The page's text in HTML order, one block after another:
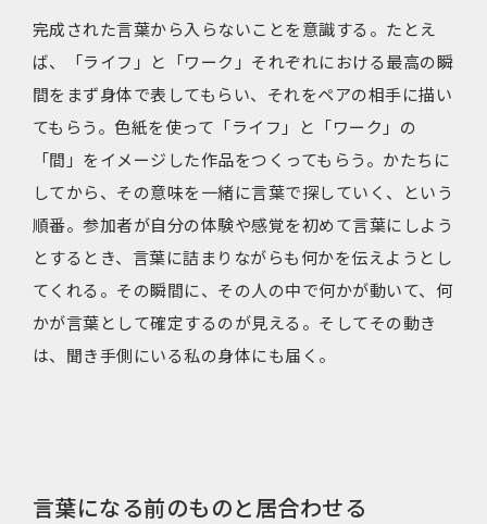
完成された言葉から入らないことを意識する。たとえ
ば、「ライフ」と「ワーク」それぞれにおける最高の瞬
間をまず身体で表してもらい、それをペアの相手に描い
てもらう。色紙を使って「ライフ」と「ワーク」の
「間」をイメージした作品をつくってもらう。かたちに
してから、その意味を一緒に言葉で探していく、という
順番。参加者が自分の体験や感覚を初めて言葉にしよう
とするとき、言葉に詰まりながらも何かを伝えようとし
てくれる。その瞬間に、その人の中で何かが動いて、何
かが言葉として確定するのが見える。そしてその動き
は、聞き手側にいる私の身体にも届く。
言葉になる前のものと居合わせる